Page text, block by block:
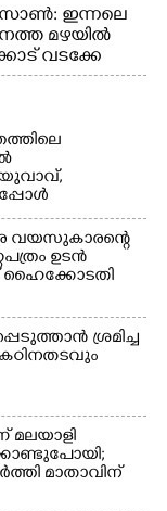
ഇന്നലെ
മഴയിൽ
വടക്കേ
മുകളിൽ നോക്കി
കെ.വിശ്വജി
വയസുകാരന്റെ
ഉടൻ
ഹൈക്കോടതി
ശ്രമിച്ച
മലയാളി
മാതാവിന്